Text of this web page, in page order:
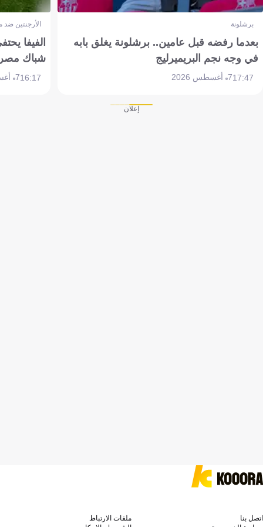
برشلونة
بعدما رفضه قبل عامين.. برشلونة يغلق بابه
في وجه نجم البريميرليج
17:477 أغسطس 2026
الأرجنتين
الفيفا
شباك
16:177 أغسطس 2026
إعلان
اتصل بنا
ملفات الارتباط